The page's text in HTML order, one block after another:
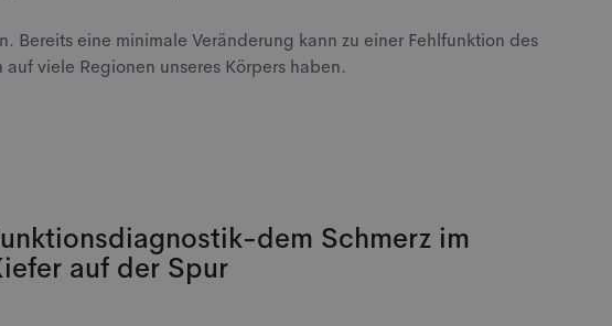
eine minimale Veränderung kann zu einer Fehlfunktion des
viele Regionen unseres Körpers haben.
dem Schmerz im
auf der Spur